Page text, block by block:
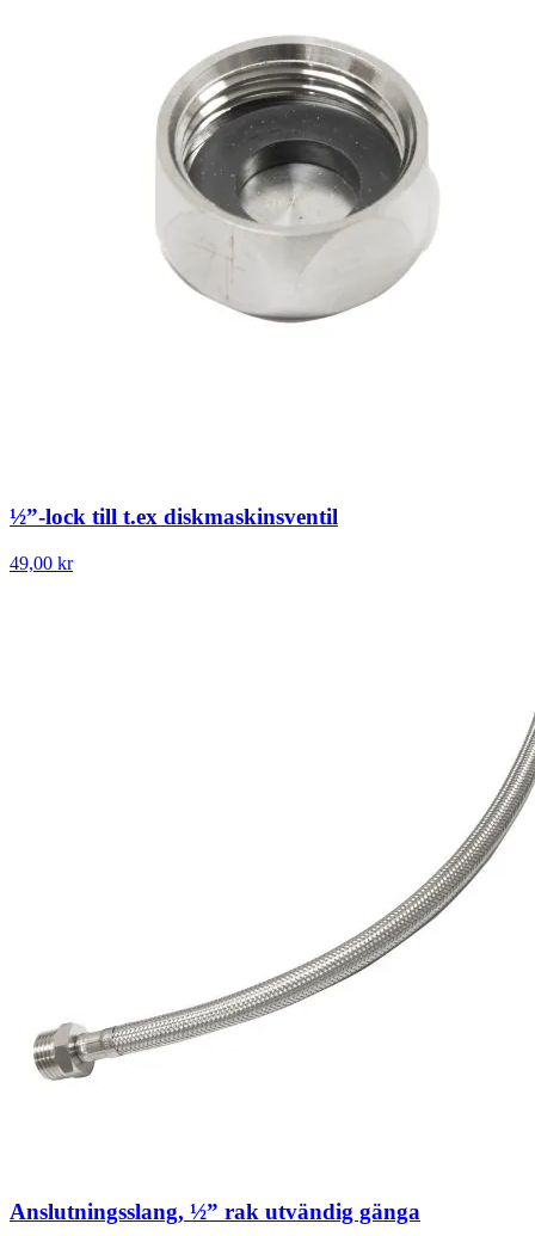
½”-lock till t.ex diskmaskinsventil
49,00 kr
Anslutningsslang, ½” rak utvändig gänga